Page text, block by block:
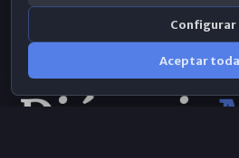
Configurar
Aceptar